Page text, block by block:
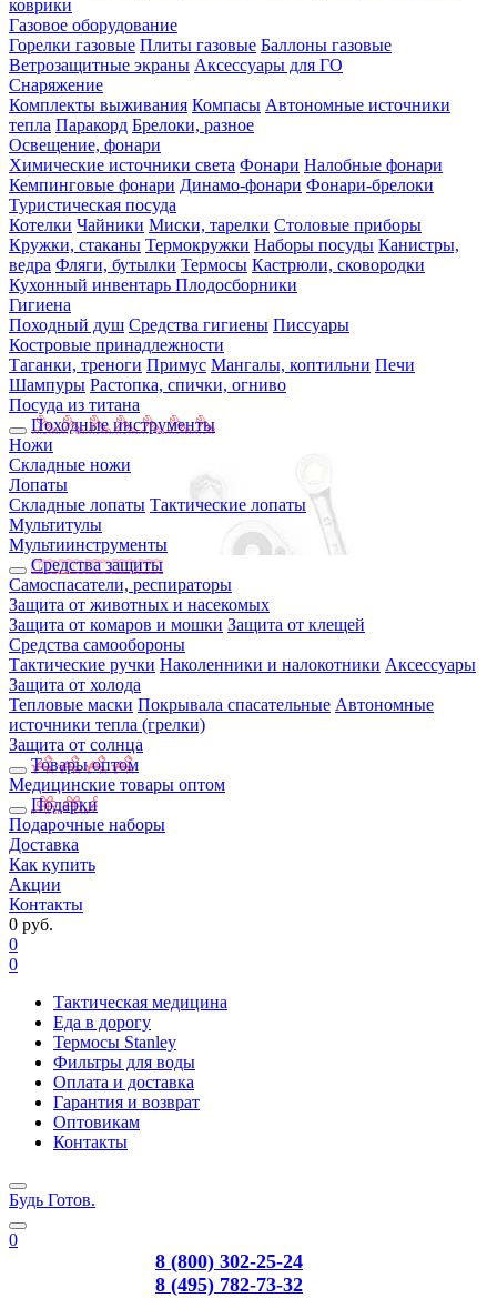
коврики
Газовое оборудование
Горелки газовые Плиты газовые Баллоны газовые
Ветрозащитные экраны Аксессуары для ГО
Снаряжение
Комплекты выживания Компасы Автономные источники
тепла Паракорд Брелоки, разное
Освещение, фонари
Химические источники света Фонари Налобные фонари
Кемпинговые фонари Динамо-фонари Фонари-брелоки
Туристическая посуда
Котелки Чайники Миски, тарелки Столовые приборы
Кружки, стаканы Термокружки Наборы посуды Канистры,
ведра Фляги, бутылки Термосы Кастрюли, сковородки
Кухонный инвентарь Плодосборники
Гигиена
Походный душ Средства гигиены Писсуары
Костровые принадлежности
Таганки, треноги Примус Мангалы, коптильни Печи
Шампуры Растопка, спички, огниво
Посуда из титана
Походные инструменты
Ножи
Складные ножи
Лопаты
Складные лопаты Тактические лопаты
Мультитулы
Мультиинструменты
Средства защиты
Самоспасатели, респираторы
Защита от животных и насекомых
Защита от комаров и мошки Защита от клещей
Средства самообороны
Тактические ручки Наколенники и налокотники Аксессуары
Защита от холода
Тепловые маски Покрывала спасательные Автономные
источники тепла (грелки)
Защита от солнца
Товары оптом
Медицинские товары оптом
Подарки
Подарочные наборы
Доставка
Как купить
Акции
Контакты
0 руб.
0
0
Тактическая медицина
Еда в дорогу
Термосы Stanley
Фильтры для воды
Оплата и доставка
Гарантия и возврат
Оптовикам
Контакты
Будь Готов.
0
8 (800) 302-25-24
8 (495) 782-73-32